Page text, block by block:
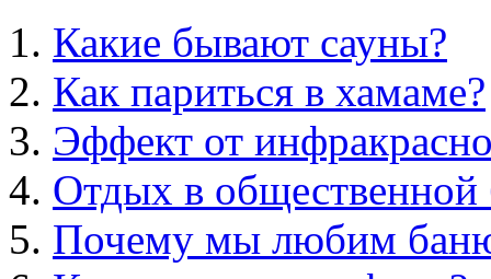
Какие бывают сауны?
Как париться в хамаме?
Эффект от
Отдых в общественной
Почему мы любим